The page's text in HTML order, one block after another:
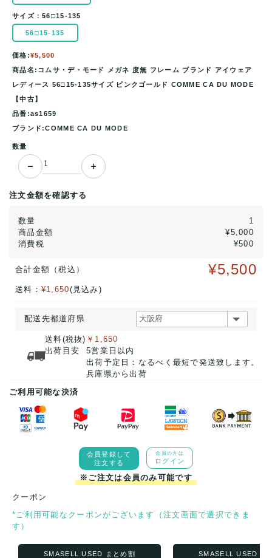
サイズ：56□15-135
56□15-135
価格:¥5,500
商品名:コムサ・デ・モード メガネ 度無 フレーム ブランド アイウェア
レディース 56□15-135サイズ ピンクゴールド COMME CA DU MODE
【中古】
品番:as1659
ブランド:COMME CA DU MODE
数量
注文金額を確認する
数量
1
商品金額
¥5,000
消費税
¥500
合計金額（税込） ¥5,500
送料： ¥1,650(見込み)
配送先都道府県
送料(税抜)
出荷目安
￥1,650
5営業日以内
出荷予定日：なるべく最短で発送致します。
兵庫県から出荷
ご利用可能な決済
会員登録して
注文する
会員の方は
ログイン
※ご注文は会員のみ可能です
クーポン
*ご利用可能なクーポンがございます（注文画面で選択できま
す）
SMASELL USED まとめ割 SMASELL USED ま